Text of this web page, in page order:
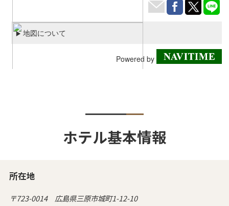
ホテル基本情報
所在地
〒723-0014 広島県三原市城町1-12-10